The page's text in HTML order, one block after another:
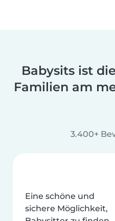
Babysits ist
Familien am
3.400+
Eine schöne und
sichere Möglichkeit,